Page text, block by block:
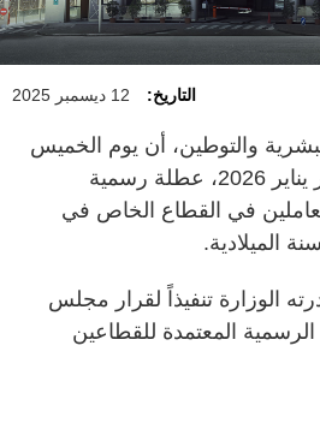
التاريخ: 12 ديسمبر 2025
والتوطين، أن يوم الخميس
الموافق الأول من شهر يناير 2026، عطلة رسمية
في القطاع الخاص في
الميلادية.
الوزارة تنفيذاً لقرار مجلس
المعتمدة للقطاعين